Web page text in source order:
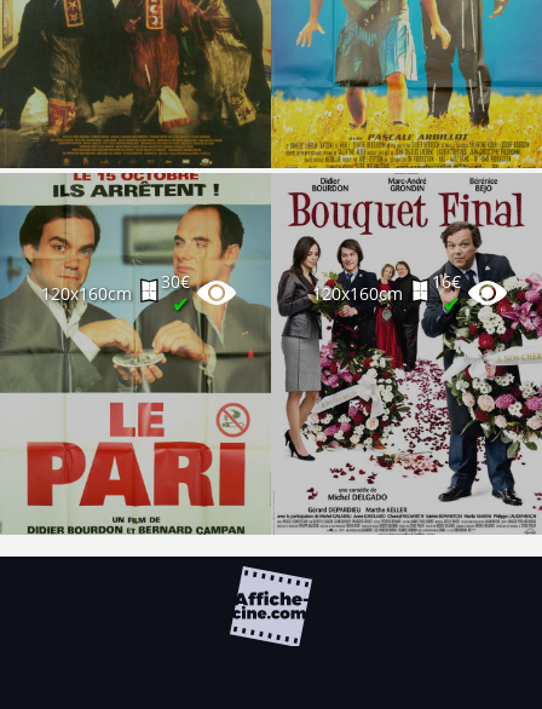
120x160cm
30€
✔ 120x160cm
16€
✔